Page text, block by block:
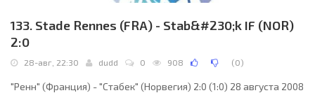
133. Stade Rennes (FRA) - Stab&#230;k IF (NOR)
2:0
28-авг, 22:30 dudd 0 908 (0)
"Ренн" (Франция) - "Стабек" (Норвегия) 2:0 (1:0) 28 августа 2008